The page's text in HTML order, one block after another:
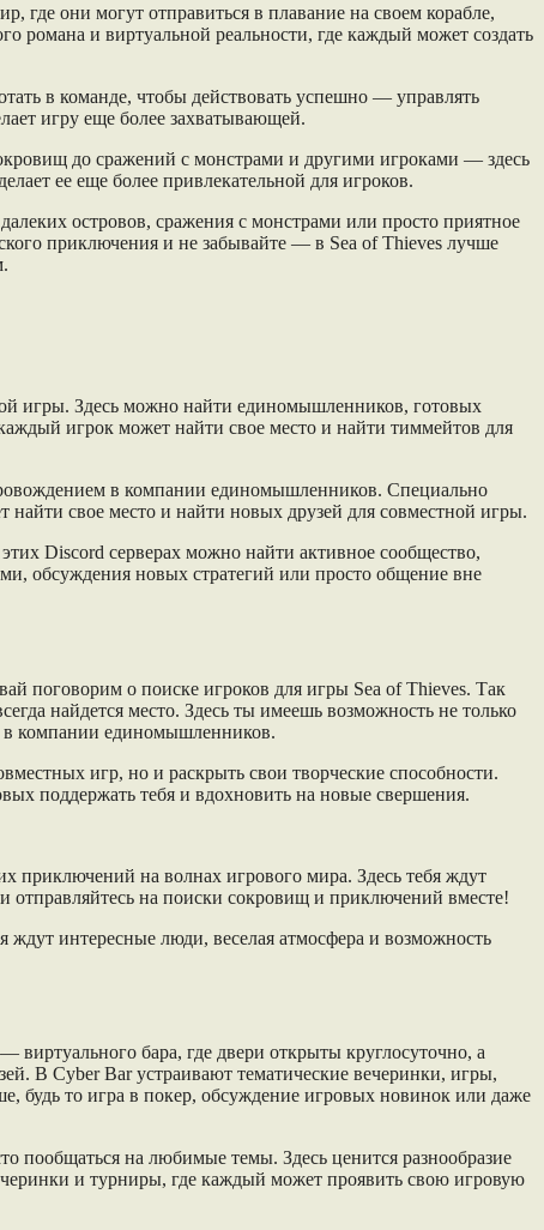
где они могут отправиться в плавание на своем корабле,
романа и виртуальной реальности, где каждый может создать
в команде, чтобы действовать успешно — управлять
игру еще более захватывающей.
до сражений с монстрами и другими игроками — здесь
ее еще более привлекательной для игроков.
островов, сражения с монстрами или просто приятное
приключения и не забывайте — в Sea of Thieves лучше
игры. Здесь можно найти единомышленников, готовых
игрок может найти свое место и найти тиммейтов для
в компании единомышленников. Специально
свое место и найти новых друзей для совместной игры.
Discord серверах можно найти активное сообщество,
обсуждения новых стратегий или просто общение вне
поговорим о поиске игроков для игры Sea of Thieves. Так
найдется место. Здесь ты имеешь возможность не только
в компании единомышленников.
игр, но и раскрыть свои творческие способности.
поддержать тебя и вдохновить на новые свершения.
приключений на волнах игрового мира. Здесь тебя ждут
отправляйтесь на поиски сокровищ и приключений вместе!
интересные люди, веселая атмосфера и возможность
бара, где двери открыты круглосуточно, а
В Cyber Bar устраивают тематические вечеринки, игры,
будь то игра в покер, обсуждение игровых новинок или даже
пообщаться на любимые темы. Здесь ценится разнообразие
и турниры, где каждый может проявить свою игровую